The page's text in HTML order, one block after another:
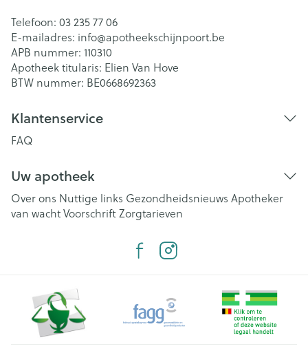
Telefoon: 03 235 77 06
E-mailadres: info@apotheekschijnpoort.be
APB nummer: 110310
Apotheek titularis: Elien Van Hove
BTW nummer: BE0668692363
Klantenservice
FAQ
Uw apotheek
Over ons Nuttige links Gezondheidsnieuws Apotheker
van wachtVoorschriftZorgtarieven